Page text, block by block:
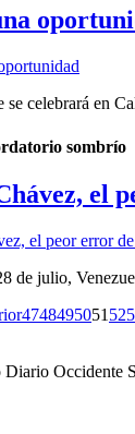
celebrará en
sombrío
el
de julio,
4748495051 52
Occidente